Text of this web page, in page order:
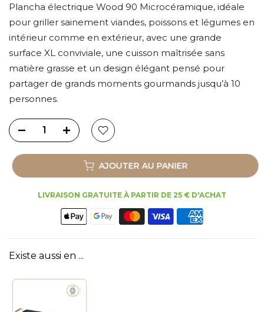
Plancha électrique Wood 90 Microcéramique, idéale
pour griller sainement viandes, poissons et légumes en
intérieur comme en extérieur, avec une grande
surface XL conviviale, une cuisson maîtrisée sans
matière grasse et un design élégant pensé pour
partager de grands moments gourmands jusqu’à 10
personnes.
AJOUTER AU PANIER
LIVRAISON GRATUITE À PARTIR DE 25 € D'ACHAT
Existe aussi en ...